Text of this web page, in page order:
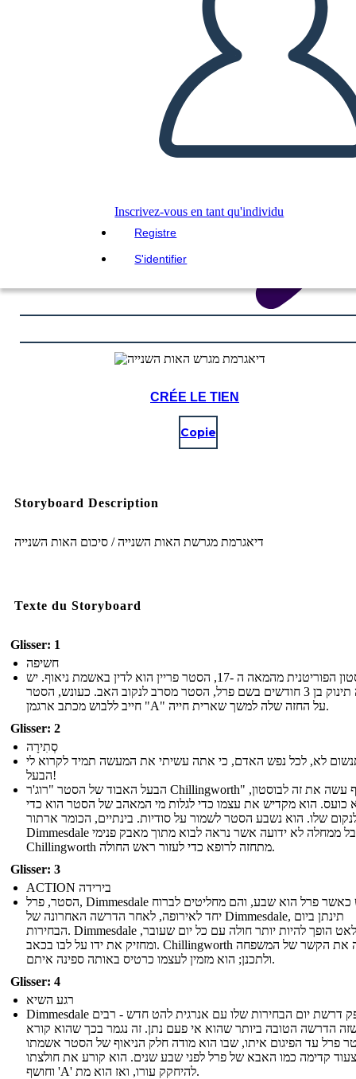
Inscrivez-vous en tant qu'individu
Registre
S'identifier
CRÉE LE TIEN
Copie
Storyboard Description
דיאגרמת מגרשת האות השנייה / סיכום האות השנייה
Texte du Storyboard
Glisser: 1
חשיפה
בבוסטון הפוריטנית מהמאה ה -17, הסטר פריין הוא לדין באשמת ניאוף. יש
לה תינוק בן 3 חודשים בשם פרל, הסטר מסרב לנקוב האב. כעונש, הסטר
חייב ללבוש מכתב ארגמן "A" על החזה שלה למשך שארית חייה.
Glisser: 2
סְתִירָה
לא, לכל נפש האדם, כי אתה עשיתי את המעשה תמיד לקרוא לי
הבעל!
הבעל האבוד של הסטר "רוג'ר Chillingworth" סוף סוף עשה את זה לבוסטון,
כועס. הוא מקדיש את עצמו כדי לגלות מי המאהב של הסטר הוא כדי
שלו. הוא נשבע הסטר לשמור על סודיות. בינתיים, הכומר ארתור
Dimmesdale סובל ממחלה לא ידועה אשר נראה לבוא מתוך מאבק פנימי.
Chillingworth מתחזה לרופא כדי לעזור ראש החולה.
Glisser: 3
ACTION בירידה
הסטר, פרל, Dimmesdale מחדש כאשר פרל הוא שבע, והם מחליטים לברוח
יחד לאירופה, לאחר הדרשה האחרונה של Dimmesdale, תינתן ביום
הבחירות. Dimmesdale לאט הופך להיות יותר חולה עם כל יום שעובר,
ומחזיק את ידו על לבו בכאב. Chillingworth מגלה את הקשר של המשפחה
ולתכנן; הוא מזמין לעצמו כרטיס באותה ספינה איתם.
Glisser: 4
רגע השיא
Dimmesdale מספק דרשת יום הבחירות שלו עם אנרגית להט חדש - רבים
הדרשה הטובה ביותר שהוא אי פעם נתן. זה נגמר בכך שהוא קורא
פרל עד הפיגום איתו, שבו הוא מודה חלק הניאוף של הסטר אשמתו
קדימה כמו האבא של פרל לפני שבע שנים. הוא קורע את חולצתו
וחושף 'A' להיחקק עורו, ואז הוא מת.